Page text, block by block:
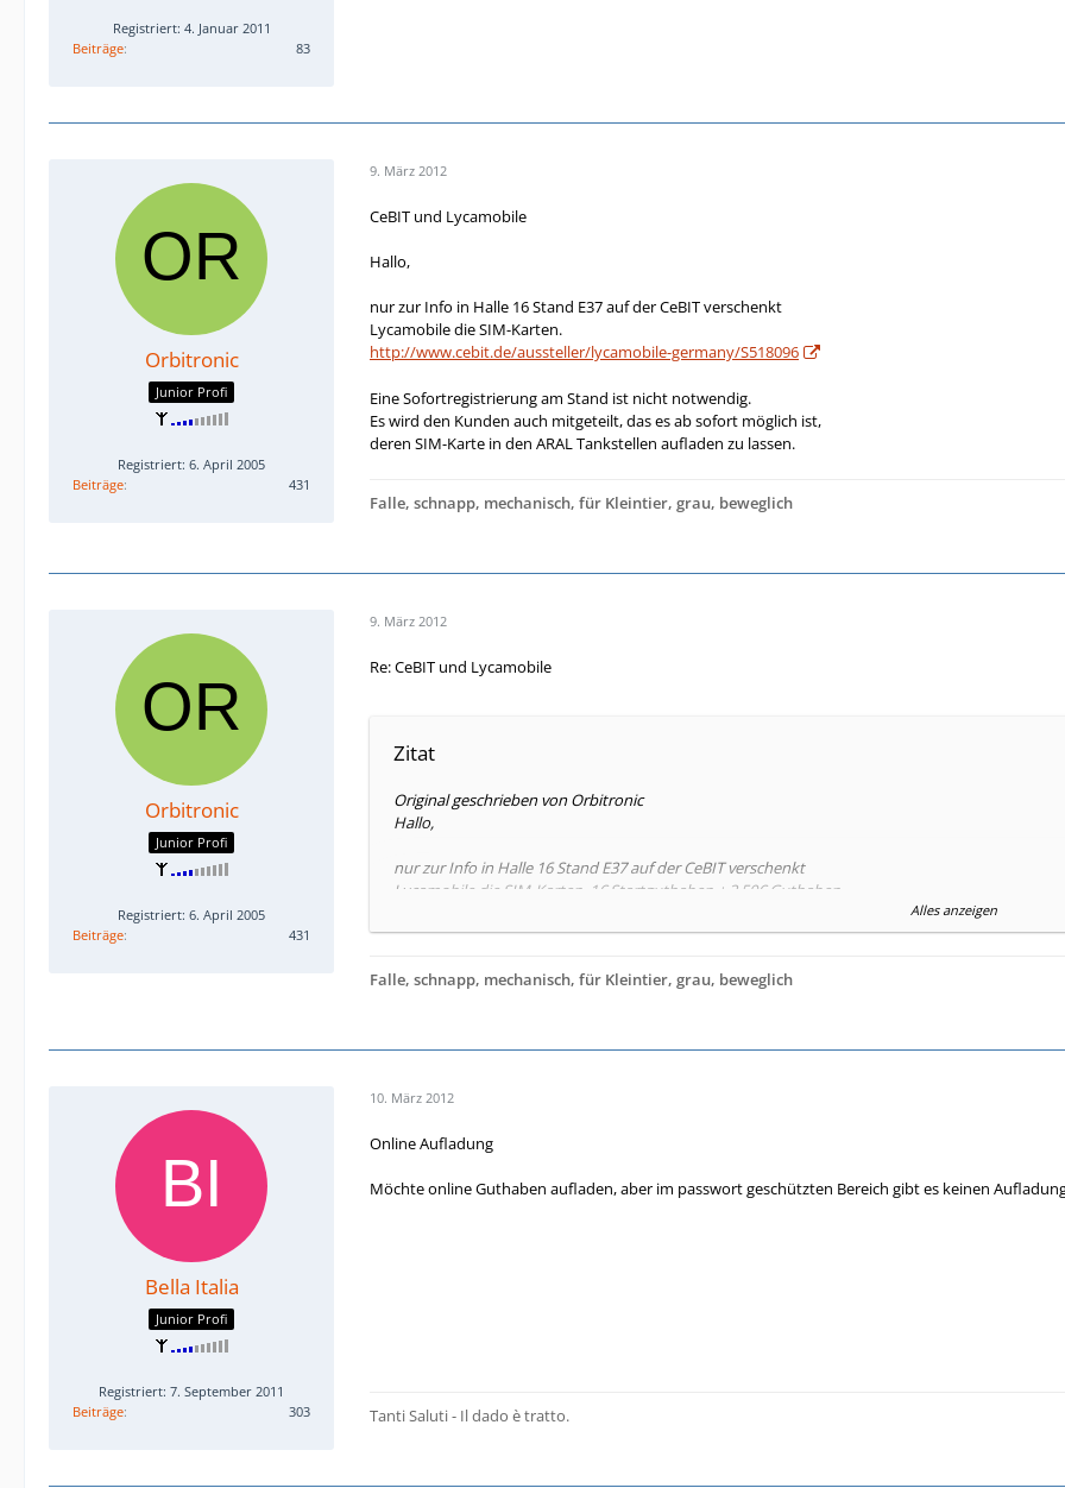
Registriert: 4. Januar 2011
Beiträge
83
Orbitronic
Junior Profi
Registriert: 6. April 2005
Beiträge
431
9. März 2012
CeBIT und Lycamobile
Hallo,
nur zur Info in Halle 16 Stand E37 auf der CeBIT verschenkt
Lycamobile die SIM-Karten.
http://www.cebit.de/aussteller/lycamobile-germany/S518096
Eine Sofortregistrierung am Stand ist nicht notwendig.
Es wird den Kunden auch mitgeteilt, das es ab sofort möglich ist,
deren SIM-Karte in den ARAL Tankstellen aufladen zu lassen.
Falle, schnapp, mechanisch, für Kleintier, grau, beweglich
Orbitronic
Junior Profi
Registriert: 6. April 2005
Beiträge
431
9. März 2012
Re: CeBIT und Lycamobile
Zitat
Original geschrieben von Orbitronic
Hallo,
nur zur Info in Halle 16 Stand E37 auf der CeBIT verschenkt
Lycamobile die SIM-Karten. 1€ Startguthaben + 2,50€ Guthaben
http://www.cebit.de/aussteller/lycamobile-germany/S518096
Eine Sofortregistrierung am Stand ist nicht notwendig.
Alles anzeigen
Falle, schnapp, mechanisch, für Kleintier, grau, beweglich
Bella Italia
Junior Profi
Registriert: 7. September 2011
Beiträge
303
10. März 2012
Online Aufladung
Möchte online Guthaben aufladen, aber im passwort geschützten Bereich gibt es keinen
Tanti Saluti - Il dado è tratto.